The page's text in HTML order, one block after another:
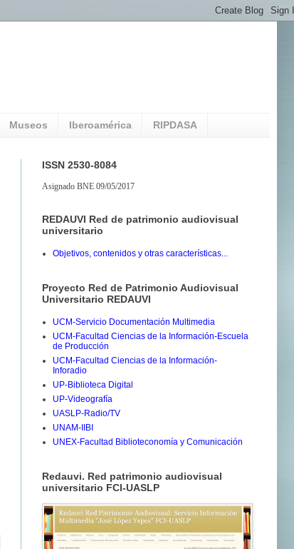
Museos Iberoamérica RIPDASA
ISSN 2530-8084
Asignado BNE 09/05/2017
REDAUVI Red de patrimonio audiovisual
universitario
Objetivos, contenidos y otras características...
Proyecto Red de Patrimonio Audiovisual
Universitario REDAUVI
UCM-Servicio Documentación Multimedia
UCM-Facultad Ciencias de la Información-Escuela
de Producción
UCM-Facultad Ciencias de la Información-
Inforadio
UP-Biblioteca Digital
UP-Videografía
UASLP-Radio/TV
UNAM-IIBI
UNEX-Facultad Biblioteconomía y Comunicación
Redauvi. Red patrimonio audiovisual
universitario FCI-UASLP